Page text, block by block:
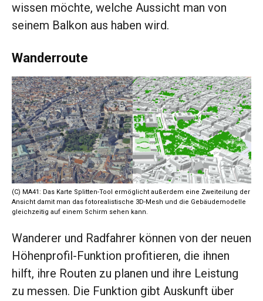
wissen möchte, welche Aussicht man von
seinem Balkon aus haben wird.
Wanderroute
(C) MA41: Das Karte Splitten-Tool ermöglicht außerdem eine Zweiteilung der
Ansicht damit man das fotorealistische 3D-Mesh und die Gebäudemodelle
gleichzeitig auf einem Schirm sehen kann.
Wanderer und Radfahrer können von der neuen
Höhenprofil-Funktion profitieren, die ihnen
hilft, ihre Routen zu planen und ihre Leistung
zu messen. Die Funktion gibt Auskunft über